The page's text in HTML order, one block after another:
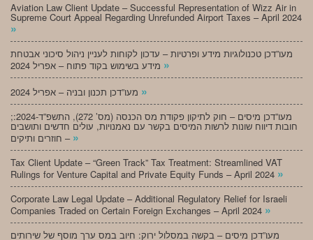
Aviation Law Client Update – Successful Representation of Wizz Air in
Supreme Court Appeal Regarding Unrefunded Airport Taxes – April 2024
»
מעו”דכן טכנולוגיות מידע ופרטיות – עדכון לקוחות לעניין ניהול סיכוני אבטחת
»
»
;מעו”דכן מיסים – חוק לתיקון פקודת מס הכנסה (מס’ 272), התשפ”ד-2024:
חובות דיווח שונות לרשות המיסים בקשר עם נאמנויות, עולים חדשים ותושבים
חוזרים ותיקים – »
Tax Client Update – “Green Track” Tax Treatment: Streamlined VAT
Rulings for Venture Capital and Private Equity Funds – April 2024 »
Corporate Law Legal Update – Additional Regulatory Relief for Israeli
Companies Traded on Certain Foreign Exchanges – April 2024 »
מעו”דכן מיסים – בקשה במסלול ירוק: חיוב במס ערך מוסף של שירותים